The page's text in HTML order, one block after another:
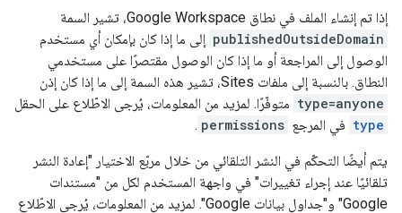
إذا تم إنشاء الملف في نطاق Google Workspace، تشير السمة
publishedOutsideDomain إلى ما إذا كان بإمكان أي مستخدم
الوصول إلى المراجعة أو ما إذا كان الوصول مقتصرًا على مستخدمي
النطاق. بالنسبة إلى ملفات Sites، تشير هذه السمة إلى ما إذا كان إذن
type=anyone متوفّرًا. لمزيد من المعلومات، يُرجى الاطّلاع على الحقل
type في المرجع permissions
.
يتم أيضًا التحكّم في النشر التلقائي من خلال مربّع الاختيار "إعادة النشر
تلقائيًا عند إجراء تغييرات" في واجهة المستخدم لكل من "مستندات
Google" و"جداول بيانات Google". لمزيد من المعلومات، يُرجى الاطّلاع